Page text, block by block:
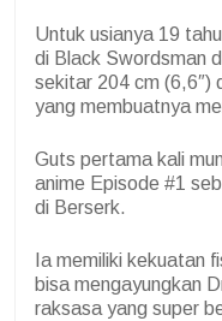
Untuk usianya 19
di Black Swordsman
sekitar 204 cm (6,6″)
yang membuatnya
Guts pertama kali
anime Episode #1
di Berserk.
Ia memiliki kekuatan
bisa mengayungkan
raksasa yang super